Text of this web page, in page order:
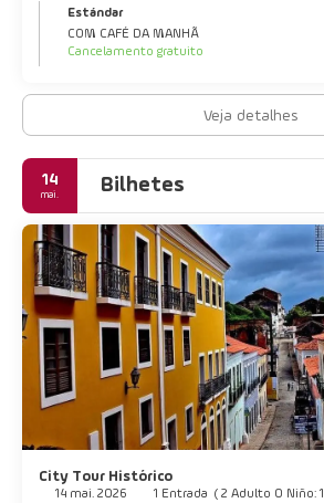
Estándar
COM CAFÉ DA MANHÃ
Cancelamento gratuito
Veja detalhes
14
mai. Bilhetes
City Tour Histórico
14 mai. 2026 1 Entrada ( 2 Adulto 0 Niño: 1